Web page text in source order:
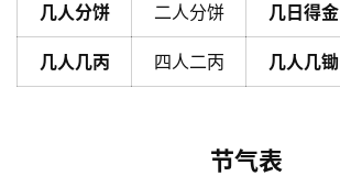
几人分饼 二人分饼 几日得金
几人几丙 四人二丙 几人几锄
节气表